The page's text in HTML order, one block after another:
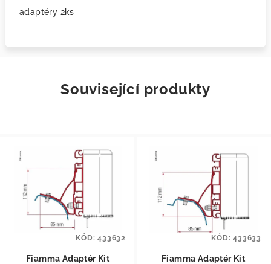
adaptéry 2ks
Související produkty
Fiamma Adaptér Kit
KÓD:433632
Fiamma Adaptér Kit
KÓD:433633